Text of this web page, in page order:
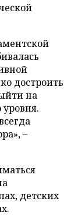
достроить
на
–
детских